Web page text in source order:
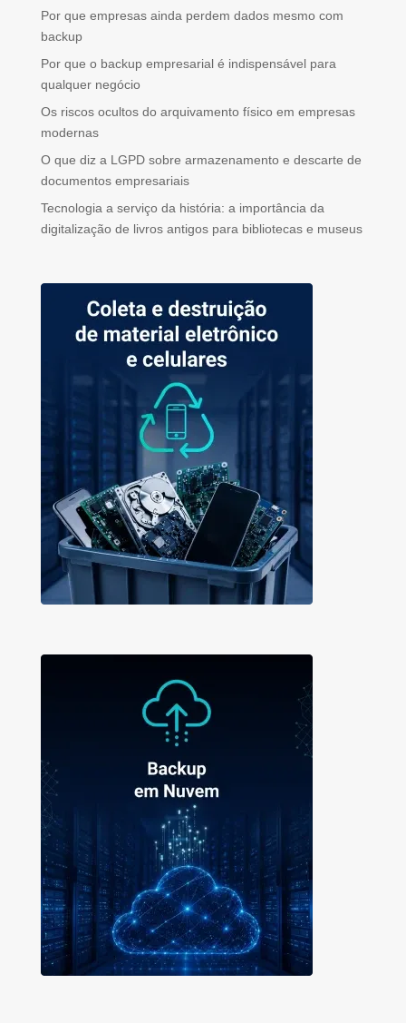
Por que empresas ainda perdem dados mesmo com
backup
Por que o backup empresarial é indispensável para
qualquer negócio
Os riscos ocultos do arquivamento físico em empresas
modernas
O que diz a LGPD sobre armazenamento e descarte de
documentos empresariais
Tecnologia a serviço da história: a importância da
digitalização de livros antigos para bibliotecas e museus